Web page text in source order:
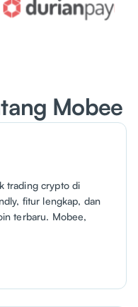
Mobee
trading crypto di
fitur lengkap, dan
terbaru. Mobee,